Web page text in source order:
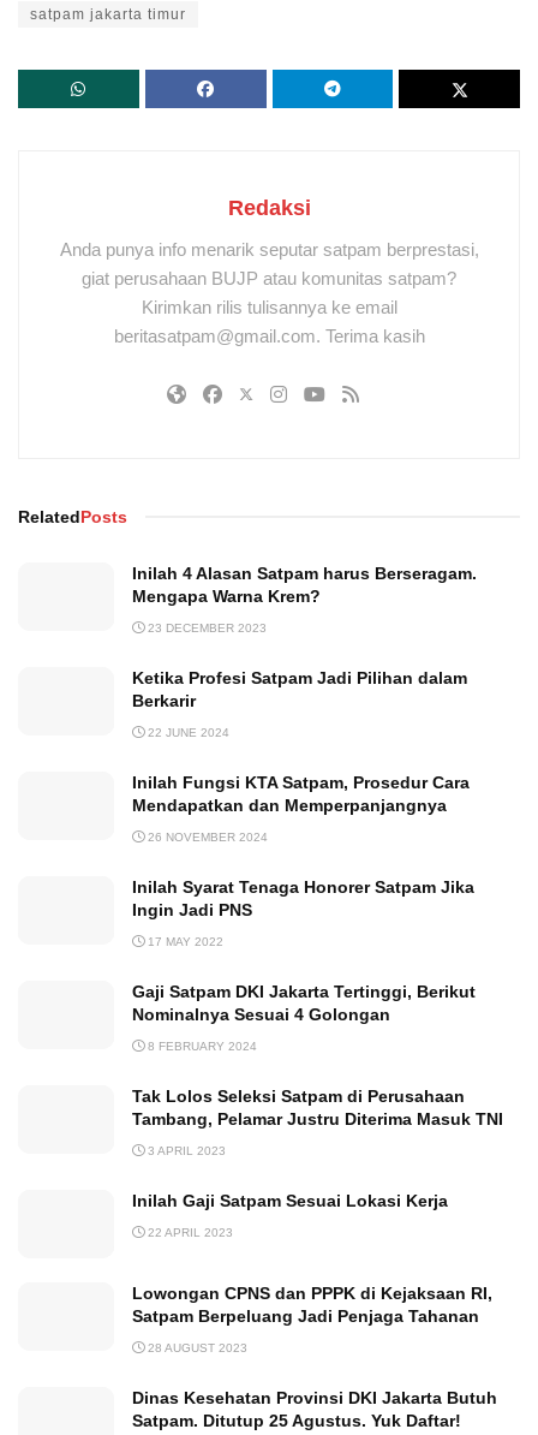
satpam jakarta timur
Redaksi
Anda punya info menarik seputar satpam berprestasi,
giat perusahaan BUJP atau komunitas satpam?
Kirimkan rilis tulisannya ke email
beritasatpam@gmail.com. Terima kasih
RelatedPosts
Inilah 4 Alasan Satpam harus Berseragam.
Mengapa Warna Krem?
23 DECEMBER 2023
Ketika Profesi Satpam Jadi Pilihan dalam
Berkarir
22 JUNE 2024
Inilah Fungsi KTA Satpam, Prosedur Cara
Mendapatkan dan Memperpanjangnya
26 NOVEMBER 2024
Inilah Syarat Tenaga Honorer Satpam Jika
Ingin Jadi PNS
17 MAY 2022
Gaji Satpam DKI Jakarta Tertinggi, Berikut
Nominalnya Sesuai 4 Golongan
8 FEBRUARY 2024
Tak Lolos Seleksi Satpam di Perusahaan
Tambang, Pelamar Justru Diterima Masuk TNI
3 APRIL 2023
Inilah Gaji Satpam Sesuai Lokasi Kerja
22 APRIL 2023
Lowongan CPNS dan PPPK di Kejaksaan RI,
Satpam Berpeluang Jadi Penjaga Tahanan
28 AUGUST 2023
Dinas Kesehatan Provinsi DKI Jakarta Butuh
Satpam. Ditutup 25 Agustus. Yuk Daftar!